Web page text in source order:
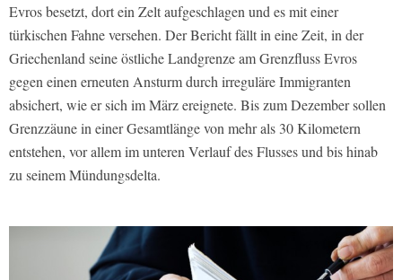
Evros besetzt, dort ein Zelt aufgeschlagen und es mit einer
türkischen Fahne versehen. Der Bericht fällt in eine Zeit, in der
Griechenland seine östliche Landgrenze am Grenzfluss Evros
gegen einen erneuten Ansturm durch irreguläre Immigranten
absichert, wie er sich im März ereignete. Bis zum Dezember sollen
Grenzzäune in einer Gesamtlänge von mehr als 30 Kilometern
entstehen, vor allem im unteren Verlauf des Flusses und bis hinab
zu seinem Mündungsdelta.